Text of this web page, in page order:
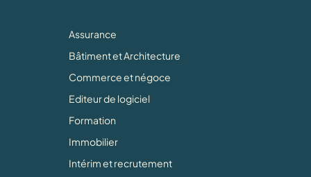
Assurance
Bâtiment et Architecture
Commerce et négoce
Editeur de logiciel
Formation
Immobilier
Intérim et recrutement